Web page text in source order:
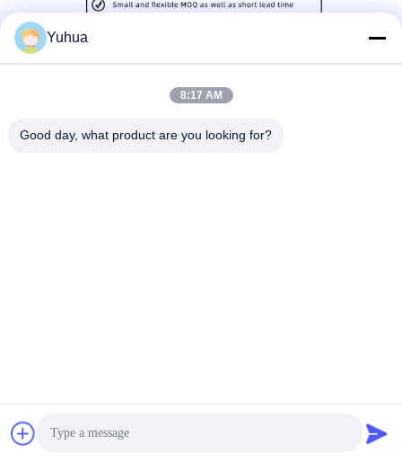
Yuhua
8:17 AM
Good day, what product are you looking for?